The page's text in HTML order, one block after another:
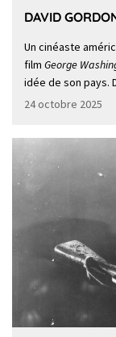
DAVID
Un cinéaste
film George
idée de son pays.
24 octobre 2025